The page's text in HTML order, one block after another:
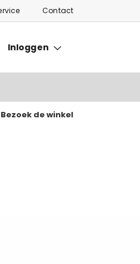
Contact
Inloggen
Bezoek de winkel